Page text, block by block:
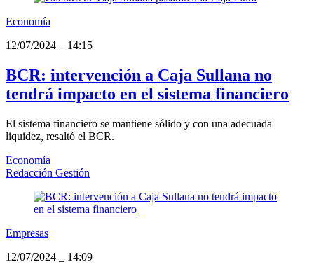
Economía
12/07/2024
14:15
BCR: intervención a Caja Sullana no
tendrá impacto en el sistema financiero
El sistema financiero se mantiene sólido y con una adecuada
liquidez, resaltó el BCR.
Economía
Redacción Gestión
Empresas
12/07/2024
14:09